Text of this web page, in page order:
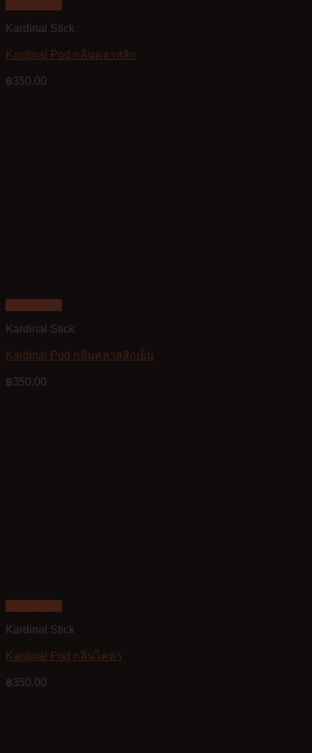
Kardinal Stick
Kardinal Pod กลิ่นคลาสสิก
฿350.00
Kardinal Stick
Kardinal Pod กลิ่นคลาสสิกเย็น
฿350.00
Kardinal Stick
Kardinal Pod กลิ่นโคล่า
฿350.00